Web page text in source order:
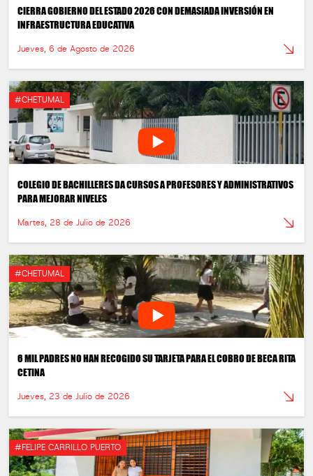
CIERRA GOBIERNO DEL ESTADO 2026 CON DEMASIADA INVERSIÓN EN
INFRAESTRUCTURA EDUCATIVA
Jueves, 6 de Agosto de 2026
#CHETUMAL
COLEGIO DE BACHILLERES DA CURSOS A PROFESORES Y ADMINISTRATIVOS
PARA MEJORAR NIVELES
Martes, 28 de Julio de 2026
#CHETUMAL
6 MIL PADRES NO HAN RECOGIDO SU TARJETA PARA EL COBRO DE BECA RITA
CETINA
Jueves, 23 de Julio de 2026
#FELIPE CARRILLO PUERTO